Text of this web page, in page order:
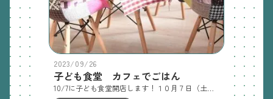
2023/09/26
子ども食堂 カフェでごはん
10/7に子ども食堂開店します！１０月７日（土）１１時～１２時 ＠やなぎカフェ 10/7 カフェメニューカレーライス🍛 と フルーツカクテル 予約不要 こどもはみんな無料小学生以上は子どもだけで参加してもOK（ただしちゃんとお家の人に許可を取ってから来てね）地域の親子・園児の親子 ご参加大歓迎です！※無くなり次第終了です